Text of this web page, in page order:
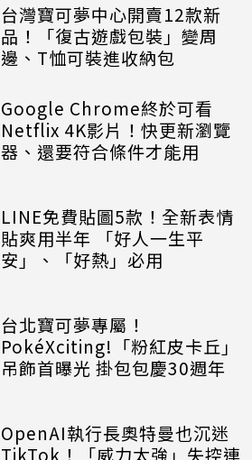
台灣寶可夢中心開賣12款新
品！「復古遊戲包裝」變周
邊、T恤可裝進收納包
Google Chrome終於可看
Netflix 4K影片！快更新瀏覽
器、還要符合條件才能用
LINE免費貼圖5款！全新表情
貼爽用半年 「好人一生平
安」、「好熱」必用
台北寶可夢專屬！
PokéXciting!「粉紅皮卡丘」
吊飾首曝光 掛包包慶30週年
OpenAI執行長奧特曼也沉迷
TikTok！「威力太強」失控連